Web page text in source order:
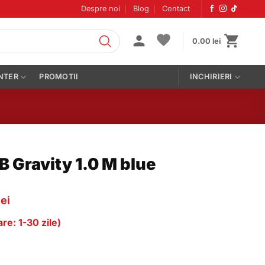
Despre noi Blog Contact
0.00 lei
PROMOTII INCHIRIERI
Gravity 1.0 M blue
curent
este:
1-30 zile)